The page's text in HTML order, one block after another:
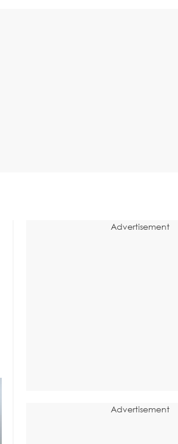
Advertisement
Advertisement